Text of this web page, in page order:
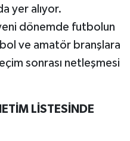
yer alıyor.
dönemde futbolun
ve amatör branşlara
sonrası netleşmesi
LİSTESİNDE